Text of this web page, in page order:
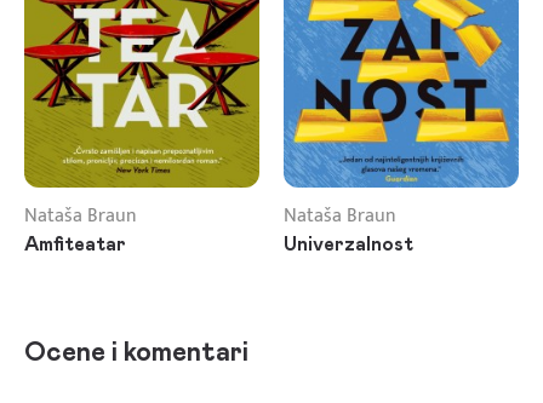
Nataša Braun
Amfiteatar
Nataša Braun
Univerzalnost
Ocene i komentari